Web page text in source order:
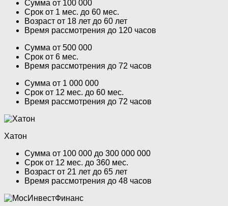
Сумма от 100 000
Срок от 1 мес. до 60 мес.
Возраст от 18 лет до 60 лет
Время рассмотрения до 120 часов
Сумма от 500 000
Срок от 6 мес.
Время рассмотрения до 72 часов
Сумма от 1 000 000
Срок от 12 мес. до 60 мес.
Время рассмотрения до 72 часов
Хатон
Сумма от 100 000 до 300 000 000
Срок от 12 мес. до 360 мес.
Возраст от 21 лет до 65 лет
Время рассмотрения до 48 часов